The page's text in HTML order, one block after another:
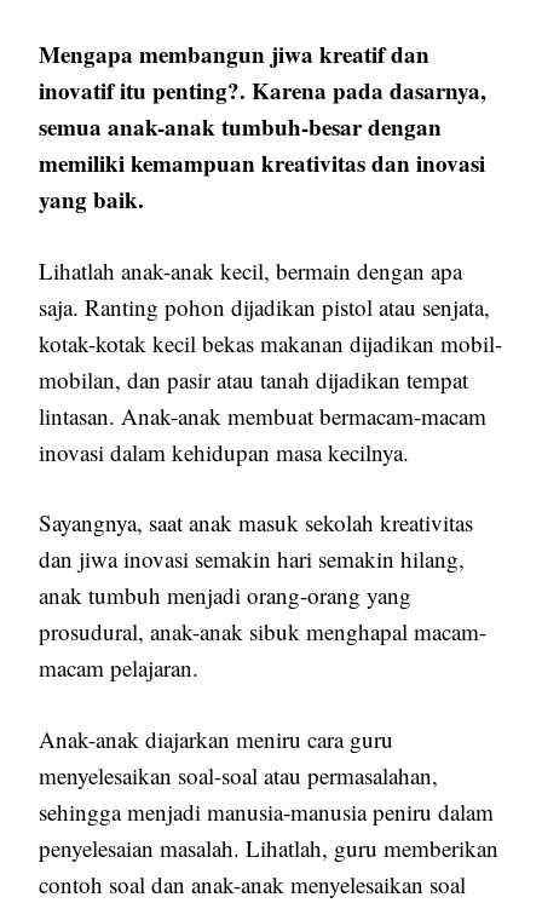
Mengapa membangun jiwa kreatif dan
inovatif itu penting?. Karena pada dasarnya,
semua anak-anak tumbuh-besar dengan
memiliki kemampuan kreativitas dan inovasi
yang baik.
Lihatlah anak-anak kecil, bermain dengan apa
saja. Ranting pohon dijadikan pistol atau senjata,
kotak-kotak kecil bekas makanan dijadikan mobil-
mobilan, dan pasir atau tanah dijadikan tempat
lintasan. Anak-anak membuat bermacam-macam
inovasi dalam kehidupan masa kecilnya.
Sayangnya, saat anak masuk sekolah kreativitas
dan jiwa inovasi semakin hari semakin hilang,
anak tumbuh menjadi orang-orang yang
prosudural, anak-anak sibuk menghapal macam-
macam pelajaran.
Anak-anak diajarkan meniru cara guru
menyelesaikan soal-soal atau permasalahan,
sehingga menjadi manusia-manusia peniru dalam
penyelesaian masalah. Lihatlah, guru memberikan
contoh soal dan anak-anak menyelesaikan soal